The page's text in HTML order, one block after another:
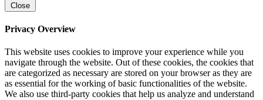
Close
Privacy Overview
This website uses cookies to improve your experience while you
navigate through the website. Out of these cookies, the cookies that
are categorized as necessary are stored on your browser as they are
as essential for the working of basic functionalities of the website.
We also use third-party cookies that help us analyze and understand